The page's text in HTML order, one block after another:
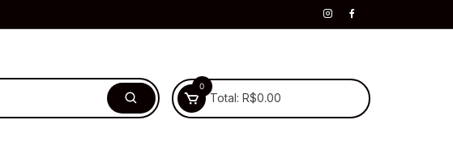
0
Total: R$0.00